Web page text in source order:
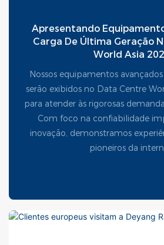
Apresentando
Carga De Última Geração
World Asia
Nossos equipamentos
serão exibidos no Data Centre
para atender às rigorosas
Com foco na confiabilidade
inovação, demonstramos
pioneiros da